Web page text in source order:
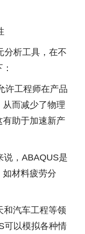
分析工具，在不
许工程师在产品
而减少了物理
有助于加速新产
说，ABAQUS是
材料疲劳分
和汽车工程等领
可以模拟各种情